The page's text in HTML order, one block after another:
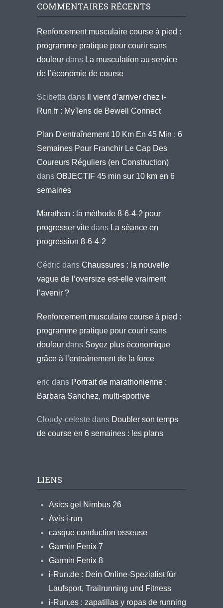
COMMENTAIRES RÉCENTS
Renforcement musculaire course à pied :
programme pratique pour courir sans
douleur dans La musculation au service
de l’économie de course
Scibetta dans
Il vient d’arriver chez i-
Run.fr : MyTens de Bewell Connect
Plan D'entraînement 10 Km En 45 Min : 6
Semaines Pour Franchir Le Cap Des
Coureurs Réguliers (en Construction)
dans OBJECTIF 45 min sur 10 km en 6
semaines
Marathon : la méthode 8-6-4-2 pour
progresser vite dans La séance en
progression 8-6-4-2
Cédric dans Chaussures : la nouvelle
vague de l’oversize est-elle vraiment
l’avenir ?
Renforcement musculaire course à pied :
programme pratique pour courir sans
douleur dans Soyez plus économique
grâce à l’entraînement de la force
eric dans Portrait de marathonienne :
Barbara Sanchez, multi-sportive
Cloudy-celeste dans Doubler son temps
de course en 6 semaines : les plans
LIENS
Asics gel Nimbus 26
Avis i-run
casque conduction osseuse
Garmin Fenix 7
Garmin Fenix 8
i-Run.de : Dein Online-Spezialist für
Laufsport, Trailrunning und Fitness
i-Run.es : zapatillas y ropas de running